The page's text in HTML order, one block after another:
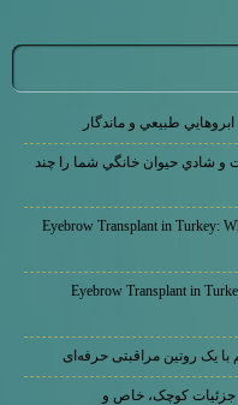
طبيعي و ماندگار
شادي حيوان خانگي شما را چند
Eyebrow Transplant in Turkey:
Eyebrow Transplant in
یک روتین مراقبتی حرفه‌ای
جزئیات کوچک، خاص و